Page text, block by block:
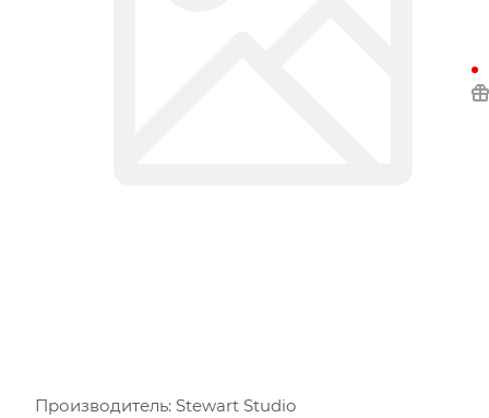
Производитель: Stewart Studio